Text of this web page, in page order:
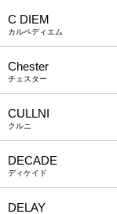
C DIEM
カルペディエム
Chester
チェスター
CULLNI
クルニ
DECADE
ディケイド
DELAY